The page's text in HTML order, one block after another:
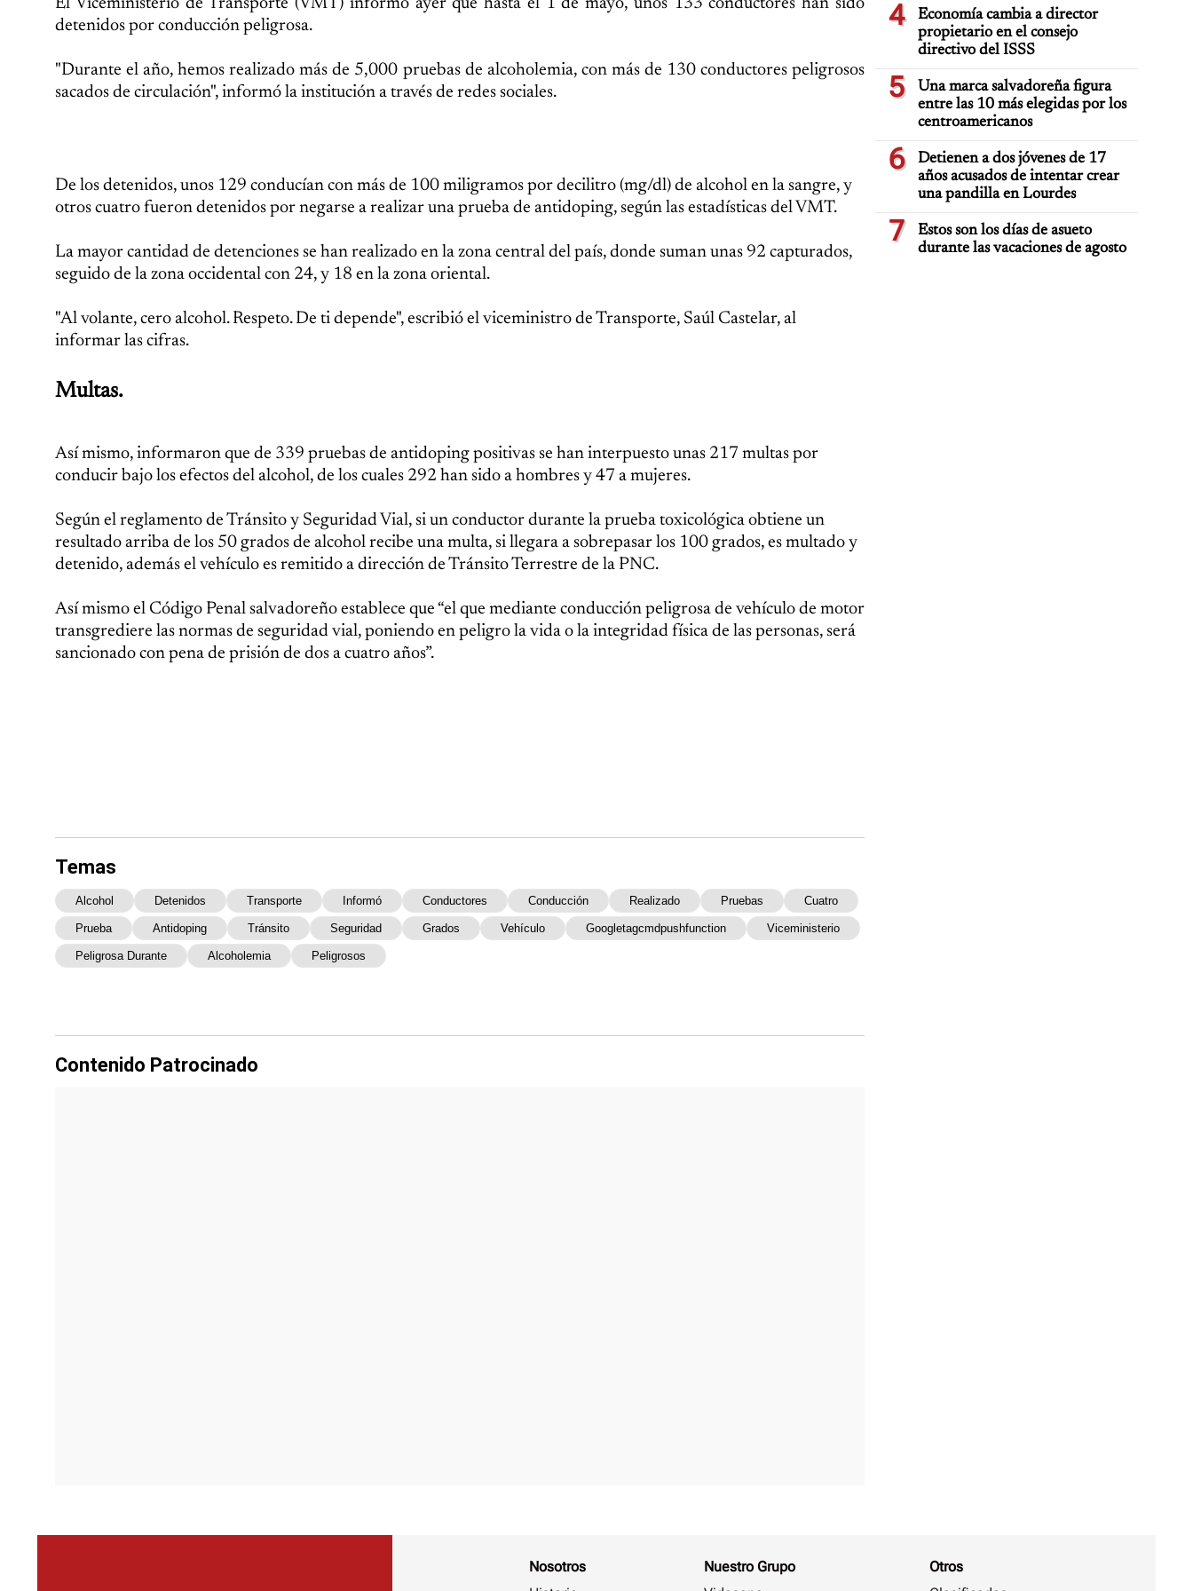
detenidos por conducción peligrosa.
"Durante el año, hemos realizado más de 5,000 pruebas de alcoholemia, con más de 130 conductores peligrosos
sacados de circulación", informó la institución a través de redes sociales.
De los detenidos, unos 129 conducían con más de 100 miligramos por decilitro (mg/dl) de alcohol en la sangre, y
otros cuatro fueron detenidos por negarse a realizar una prueba de antidoping, según las estadísticas del VMT.
La mayor cantidad de detenciones se han realizado en la zona central del país, donde suman unas 92 capturados,
seguido de la zona occidental con 24, y 18 en la zona oriental.
"Al volante, cero alcohol. Respeto. De ti depende", escribió el viceministro de Transporte, Saúl Castelar, al
informar las cifras.
Multas.
Así mismo, informaron que de 339 pruebas de antidoping positivas se han interpuesto unas 217 multas por
conducir bajo los efectos del alcohol, de los cuales 292 han sido a hombres y 47 a mujeres.
Según el reglamento de Tránsito y Seguridad Vial, si un conductor durante la prueba toxicológica obtiene un
resultado arriba de los 50 grados de alcohol recibe una multa, si llegara a sobrepasar los 100 grados, es multado y
detenido, además el vehículo es remitido a dirección de Tránsito Terrestre de la PNC.
Así mismo el Código Penal salvadoreño establece que “el que mediante conducción peligrosa de vehículo de motor
transgrediere las normas de seguridad vial, poniendo en peligro la vida o la integridad física de las personas, será
sancionado con pena de prisión de dos a cuatro años”.
Temas
Alcohol Detenidos Transporte Informó Conductores Conducción Realizado Pruebas Cuatro
Prueba Antidoping Tránsito Seguridad Grados Vehículo Googletagcmdpushfunction Viceministerio
Peligrosa Durante Alcoholemia Peligrosos
Contenido Patrocinado
4
Economía cambia a director
propietario en el consejo
directivo del ISSS
5
Una marca salvadoreña figura
entre las 10 más elegidas por los
centroamericanos
6
Detienen a dos jóvenes de 17
años acusados de intentar crear
una pandilla en Lourdes
7
Estos son los días de asueto
durante las vacaciones de agosto
Nosotros
Nuestro Grupo
Otros